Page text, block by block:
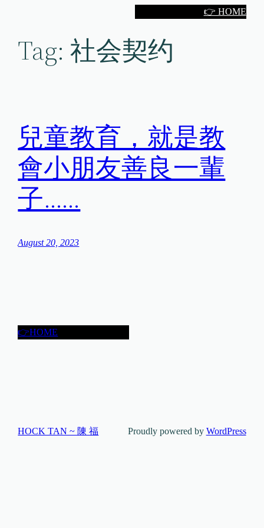
👉 HOME
Tag:社会契约
兒童教育，就是教
會小朋友善良一輩
子……
August 20, 2023
👉HOME
HOCK TAN ~ 陳 福 Proudly powered by WordPress